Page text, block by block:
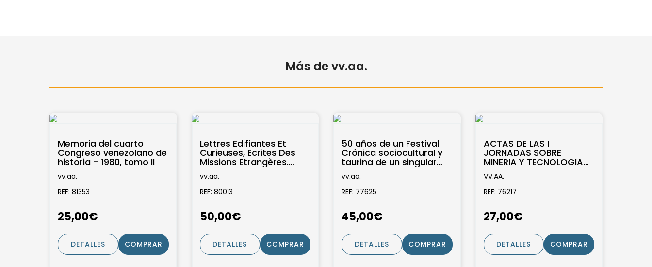
Más de vv.aa.
Memoria del cuarto
Congreso venezolano de
historia - 1980, tomo II
vv.aa.
REF: 81353
25,00€
DETALLES COMPRAR
Lettres Edifiantes Et
Curieuses, Ecrites Des
Missions Etrangères.
de Cinquante...
vv.aa.
REF: 80013
50,00€
DETALLES COMPRAR
50 años de un Festival.
Crónica sociocultural y
taurina de un singular
del Club...
vv.aa.
REF: 77625
45,00€
DETALLES COMPRAR
ACTAS DE LAS I
JORNADAS SOBRE
MINERIA Y TECNOLOGIA
EN LA EDAD MEDIA
PENINSULAR. LEON, 26-29
DE SEPTIEMBRE...
VV.AA.
REF: 76217
27,00€
DETALLES COMPRAR